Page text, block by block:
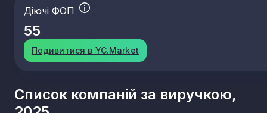
Діючі ФОП
55
Подивитися в YC.Market
Список компаній за виручкою,